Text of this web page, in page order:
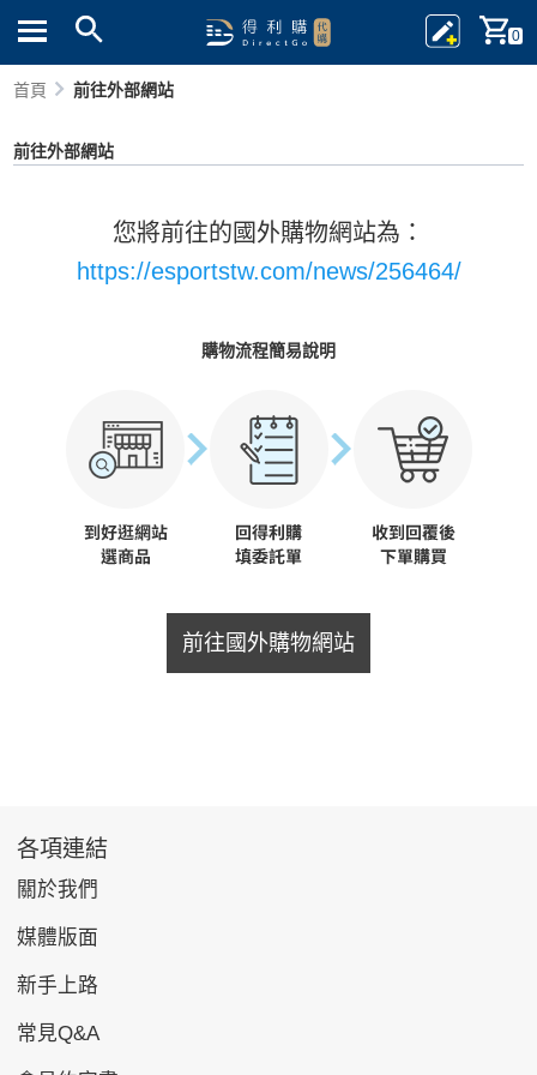
0
首頁 前往外部網站
前往外部網站
您將前往的國外購物網站為：
https://esportstw.com/news/256464/
購物流程簡易說明
前往國外購物網站
各項連結
關於我們
媒體版面
新手上路
常見Q&A